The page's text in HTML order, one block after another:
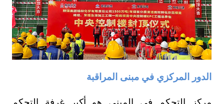
الدور المركزي في مبنى المراقبة